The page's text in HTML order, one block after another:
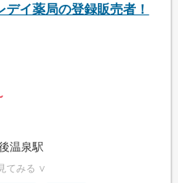
デイ薬局の登録販売者！
温泉駅
てみる ∨